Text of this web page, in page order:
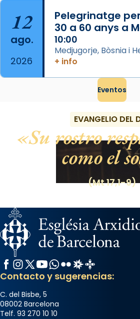
12
ago.
2026
Pelegrinatge
30 a 60 anys a
10:00
Medjugorje, Bòsnia i
+ info
Eventos
EVANGELIO DEL
Su rostro
como el
(Mt 17,1-9)
Facebook
Instagram
X / Twitter
YouTube
WhatsApp
FlickrRadio Estel
Catalunya
Contacto y sugerencias:
C. del Bisbe, 5
08002 Barcelona
Telf. 93 270 10 10